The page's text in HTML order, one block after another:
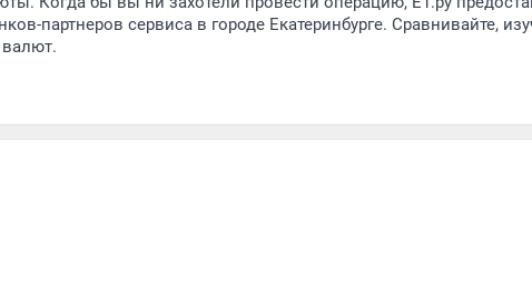
партнеров сервиса в городе Екатеринбурге. Сравнивайте,